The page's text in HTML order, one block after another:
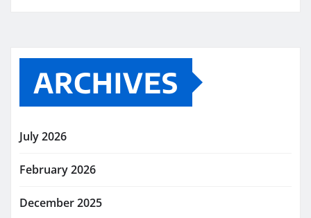
ARCHIVES
July 2026
February 2026
December 2025